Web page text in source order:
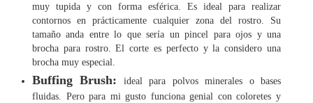
muy tupida y con forma esférica. Es ideal para realizar
contornos en prácticamente cualquier zona del rostro. Su
tamaño anda entre lo que sería un pincel para ojos y una
brocha para rostro. El corte es perfecto y la considero una
brocha muy especial.
Buffing Brush: ideal para polvos minerales o bases
fluidas. Pero para mi gusto funciona genial con coloretes y